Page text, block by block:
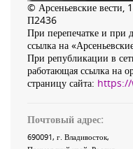
© Арсеньевские
П2436
При перепечатке и при
ссылка на
При републикации в
работающая ссылка на
страницу сайта:
Почтовый адрес:
690091, г. Владивосток,